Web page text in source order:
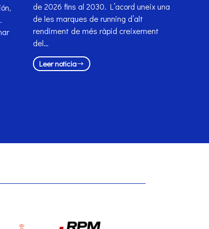
de 2026 fins al 2030. L’acord uneix una
de les marques de running d’alt
rendiment de més ràpid creixement
del…
Leer noticia